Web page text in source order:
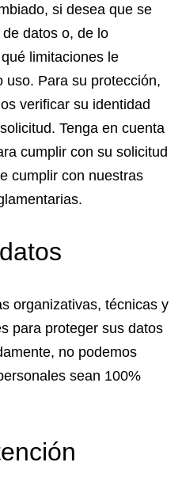
si desea que se
datos o, de lo
limitaciones le
uso. Para su protección,
verificar su identidad
Tenga en cuenta
cumplir con su solicitud
cumplir con nuestras
organizativas, técnicas y
para proteger sus datos
no podemos
sean 100%